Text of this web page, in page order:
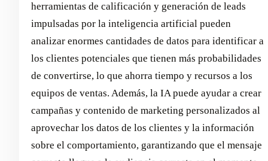
herramientas de calificación y generación de leads
impulsadas por la inteligencia artificial pueden
analizar enormes cantidades de datos para identificar a
los clientes potenciales que tienen más probabilidades
de convertirse, lo que ahorra tiempo y recursos a los
equipos de ventas. Además, la IA puede ayudar a crear
campañas y contenido de marketing personalizados al
aprovechar los datos de los clientes y la información
sobre el comportamiento, garantizando que el mensaje